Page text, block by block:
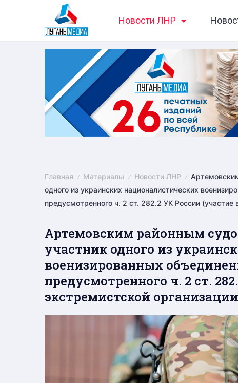
Новости ЛНР
Главная Материалы Новости ЛНР
одного из украинских националистических
предусмотренного ч. 2 ст. 282.2 УК России (участие
Артемовским районным
участник одного из
военизированных
предусмотренного ч. 2 ст.
экстремистской